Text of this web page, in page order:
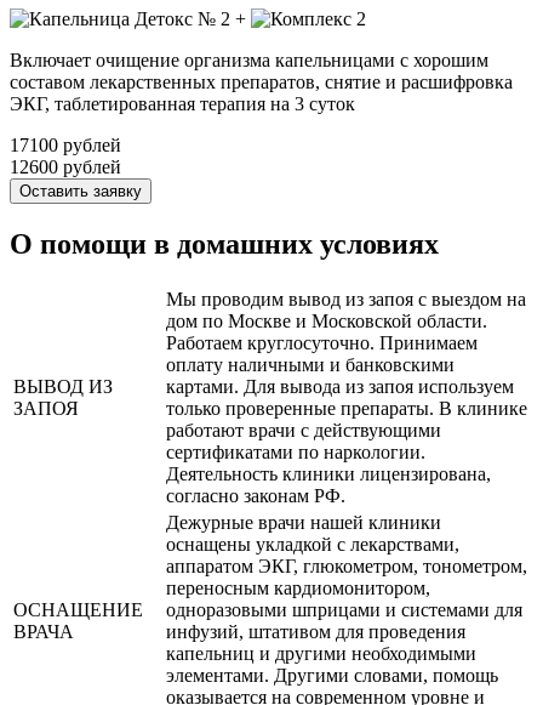
+
Включает очищение организма капельницами с хорошим
составом лекарственных препаратов, снятие и расшифровка
ЭКГ, таблетированная терапия на 3 суток
17100 рублей
12600 рублей
Оставить заявку
О помощи в домашних условиях
ВЫВОД ИЗ
ЗАПОЯ
Мы проводим вывод из запоя с выездом на
дом по Москве и Московской области.
Работаем круглосуточно. Принимаем
оплату наличными и банковскими
картами. Для вывода из запоя используем
только проверенные препараты. В клинике
работают врачи с действующими
сертификатами по наркологии.
Деятельность клиники лицензирована,
согласно законам РФ.
ОСНАЩЕНИЕ
ВРАЧА
Дежурные врачи нашей клиники
оснащены укладкой с лекарствами,
аппаратом ЭКГ, глюкометром, тонометром,
переносным кардиомонитором,
одноразовыми шприцами и системами для
инфузий, штативом для проведения
капельниц и другими необходимыми
элементами. Другими словами, помощь
оказывается на современном уровне и